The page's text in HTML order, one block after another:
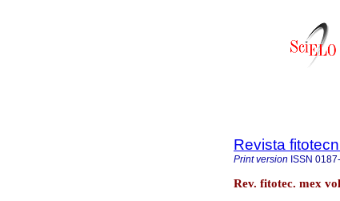
Revista
Print version ISSN
Rev. fitotec. mex